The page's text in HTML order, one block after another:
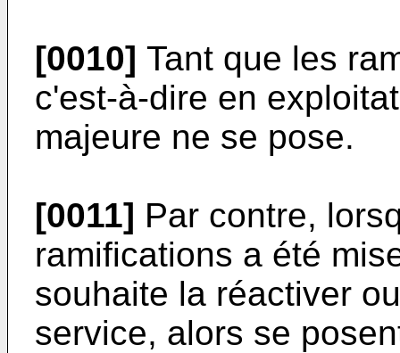
[0010] Tant que les
c'est-à-dire en
majeure ne se pose.
[0011] Par contre,
ramifications a été
souhaite la réactiver
service, alors se